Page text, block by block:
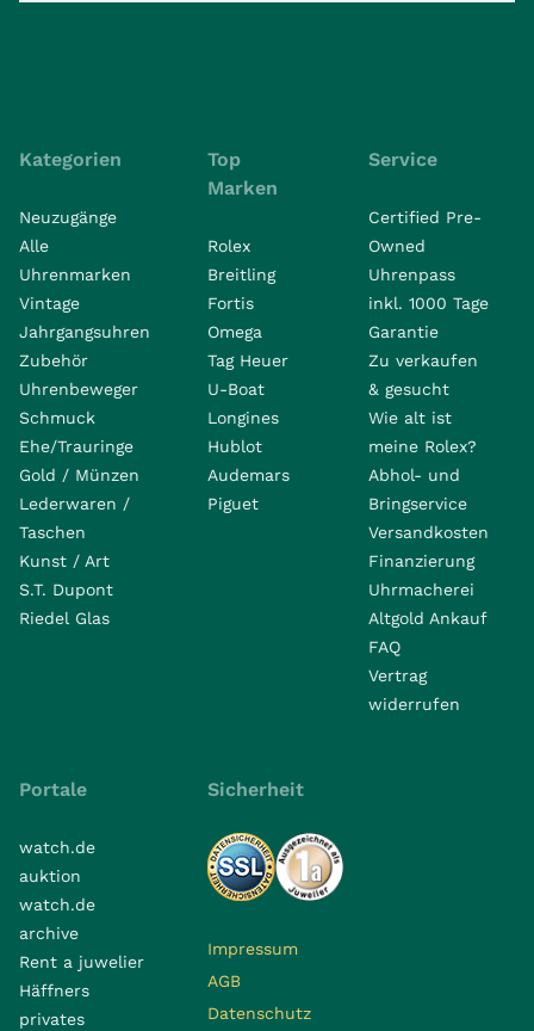
Kategorien
Neuzugänge
Alle
Uhrenmarken
Vintage
Jahrgangsuhren
Zubehör
Uhrenbeweger
Schmuck
Ehe/Trauringe
Gold / Münzen
Lederwaren /
Taschen
Kunst / Art
S.T. Dupont
Riedel Glas
Top
Marken
Rolex
Breitling
Fortis
Omega
Tag Heuer
U-Boat
Longines
Hublot
Audemars
Piguet
Service
Certified Pre-
Owned
Uhrenpass
inkl. 1000 Tage
Garantie
Zu verkaufen
& gesucht
Wie alt ist
meine Rolex?
Abhol- und
Bringservice
Versandkosten
Finanzierung
Uhrmacherei
Altgold Ankauf
FAQ
Vertrag
widerrufen
Portale
watch.de
auktion
watch.de
archive
Rent a juwelier
Häffners
privates
Sicherheit
Impressum
AGB
Datenschutz